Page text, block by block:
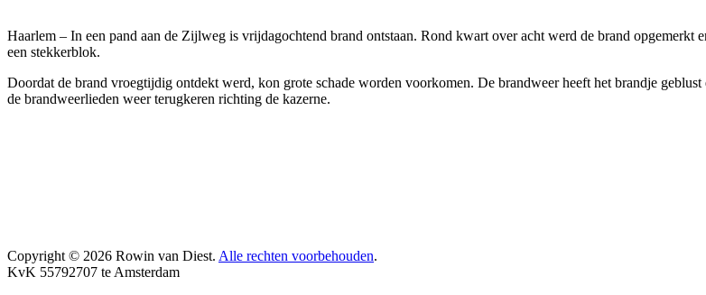
Haarlem – In een pand aan de Zijlweg is vrijdagochtend brand ontstaan. Rond kwart over acht werd de brand
een stekkerblok.
Doordat de brand vroegtijdig ontdekt werd, kon grote schade worden voorkomen. De brandweer heeft het brandje
de brandweerlieden weer terugkeren richting de kazerne.
Copyright © 2026 Rowin van Diest. Alle rechten voorbehouden.
KvK 55792707 te Amsterdam